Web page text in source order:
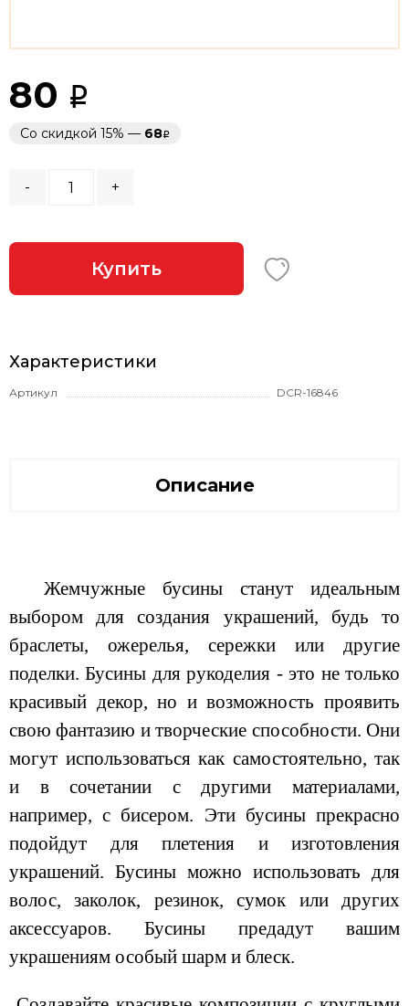
80
Со скидкой 15% — 68
- +
Купить
Характеристики
Артикул DCR-16846
Описание
Жемчужные бусины станут идеальным
выбором для создания украшений, будь то
браслеты, ожерелья, сережки или другие
поделки. Бусины для рукоделия - это не только
красивый декор, но и возможность проявить
свою фантазию и творческие способности. Они
могут использоваться как самостоятельно, так
и в сочетании с другими материалами,
например, с бисером. Эти бусины прекрасно
подойдут для плетения и изготовления
украшений. Бусины можно использовать для
волос, заколок, резинок, сумок или других
аксессуаров. Бусины предадут вашим
украшениям особый шарм и блеск.